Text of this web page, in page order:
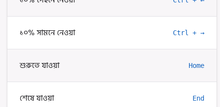
১০% সামনে নেওয়া Ctrl + →
শুরুতে যাওয়া Home
শেষে যাওয়া End